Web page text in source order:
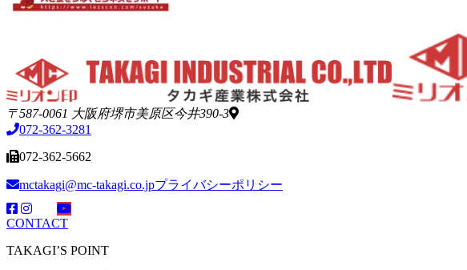
〒587-0061 大阪府堺市美原区今井390-3
072-362-3281
072-362-5662
mctakagi@mc-takagi.co.jpプライバシーポリシー
CONTACT
TAKAGI’S POINT